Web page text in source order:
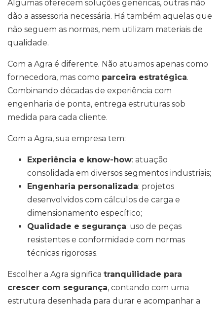
Algumas oferecem soluções genéricas, outras não
dão a assessoria necessária. Há também aquelas que
não seguem as normas, nem utilizam materiais de
qualidade.
Com a Agra é diferente. Não atuamos apenas como
fornecedora, mas como parceira estratégica.
Combinando décadas de experiência com
engenharia de ponta, entrega estruturas sob
medida para cada cliente.
Com a Agra, sua empresa tem:
Experiência e know-how: atuação
consolidada em diversos segmentos industriais;
Engenharia personalizada: projetos
desenvolvidos com cálculos de carga e
dimensionamento específico;
Qualidade e segurança: uso de peças
resistentes e conformidade com normas
técnicas rigorosas.
Escolher a Agra significa tranquilidade para
crescer com segurança, contando com uma
estrutura desenhada para durar e acompanhar a